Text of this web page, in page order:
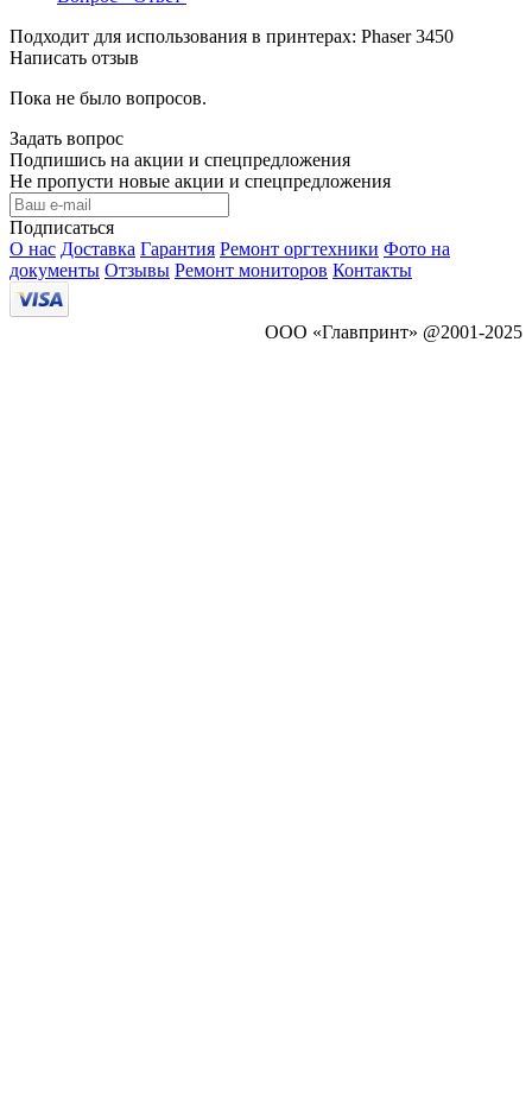
Подходит для использования в принтерах: Phaser 3450
Написать отзыв
Пока не было вопросов.
Задать вопрос
Подпишись на акции и спецпредложения
Не пропусти новые акции и спецпредложения
Подписаться
О нас Доставка Гарантия Ремонт оргтехники Фото на
документы Отзывы Ремонт мониторов Контакты
ООО «Главпринт» @2001-2025